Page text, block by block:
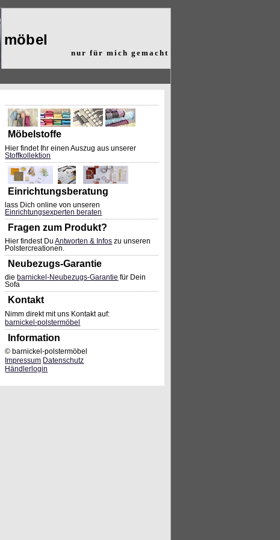
möbel
nur für mich gemacht
Möbelstoffe
Hier findet Ihr einen Auszug aus unserer
Stoffkollektion
Einrichtungsberatung
lass Dich online von unseren
Einrichtungsexperten beraten
Fragen zum Produkt?
Hier findest DuAntworten & Infos zu unseren
Polstercreationen.
Neubezugs-Garantie
die barnickel-Neubezugs-Garantie für Dein
Sofa
Kontakt
Nimm direkt mit uns Kontakt auf:
barnickel-polstermöbel
Information
© barnickel-polstermöbel
Impressum Datenschutz
Händlerlogin